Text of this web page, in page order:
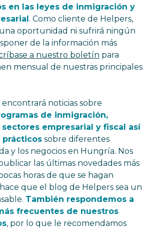
en las leyes de inmigración y
. Como cliente de Helpers,
oportunidad ni sufrirá ningún
de la información más
a nuestro boletín para
mensual de nuestras principales
noticias sobre
de inmigración,
empresarial y fiscal así
prácticos sobre diferentes
y los negocios en Hungría. Nos
las últimas novedades más
horas de que se hagan
que el blog de Helpers sea un
También respondemos a
frecuentes de nuestros
, por lo que le recomendamos